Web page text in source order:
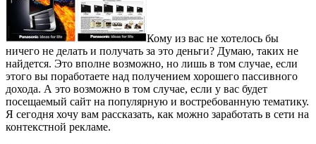
Кому из вас не хотелось бы
ничего не делать и получать за это деньги? Думаю, таких не
найдется. Это вполне возможно, но лишь в том случае, если
этого вы поработаете над получением хорошего пассивного
дохода. А это возможно в том случае, если у вас будет
посещаемый сайт на популярную и востребованную тематику.
Я сегодня хочу вам рассказать, как можно заработать в сети на
контекстной рекламе.